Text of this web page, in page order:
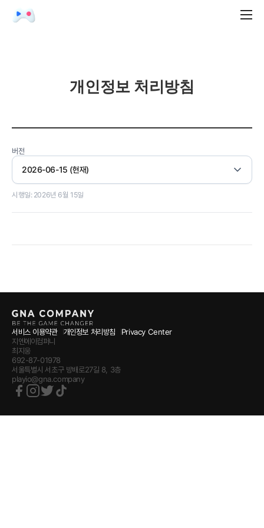
개인정보 처리방침
버전
시행일: 2026년 6월 15일
서비스 이용약관 개인정보 처리방침
Privacy Center
지엔에이컴퍼니
최지웅
692-87-01978
서울특별시 서초구 방배로27길 8, 3층
playio@gna.company